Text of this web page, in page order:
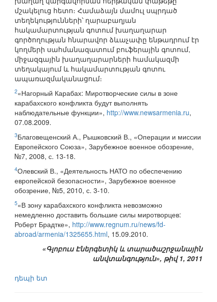
մշակելուց հետո։ Համաձայն մամուլ սպրդած
տեղեկությունների՝ ղարաբաղյան
հակամարտության գոտում խաղաղարար
գործողության հնարավոր ձևաչափը ենթադրում էր
կողմերի սահմանազատում բուֆերային գոտում,
միջազգային խաղաղարարների համակազմի
տեղակայում և հակամարտության գոտու
ապառազմականացում։
2«Нагорный Карабах: Миротворческие силы в зоне
карабахского конфликта будут выполнять
наблюдательные функции», http://www.newsarmenia.ru,
07.08.2009.
3Благовещенский А., Рышковский В., «Операции и миссии
Европейского Союза», Зарубежное военное обозрение,
№7, 2008, с. 13-18.
4Олевский В., «Деятельность НАТО по обеспечению
европейской безопасности», Зарубежное военное
обозрение, №5, 2010, с. 3-10.
5«В зону карабахского конфликта невозможно
немедленно доставить большие силы миротворцев:
Роберт Брадтке», http://www.regnum.ru/news/fd-
abroad/armenia/1325655.html, 15.09.2010.
«Գլոբուս Էներգետիկ և տարածաշրջանային
անվտանգություն», թիվ 1, 2011
դեպի ետ